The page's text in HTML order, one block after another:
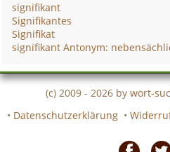
signifikant
Signifikantes
Signifikat
signifikant Antonym:
(c) 2009 - 2026 by wort-
• Datenschutzerklärung •